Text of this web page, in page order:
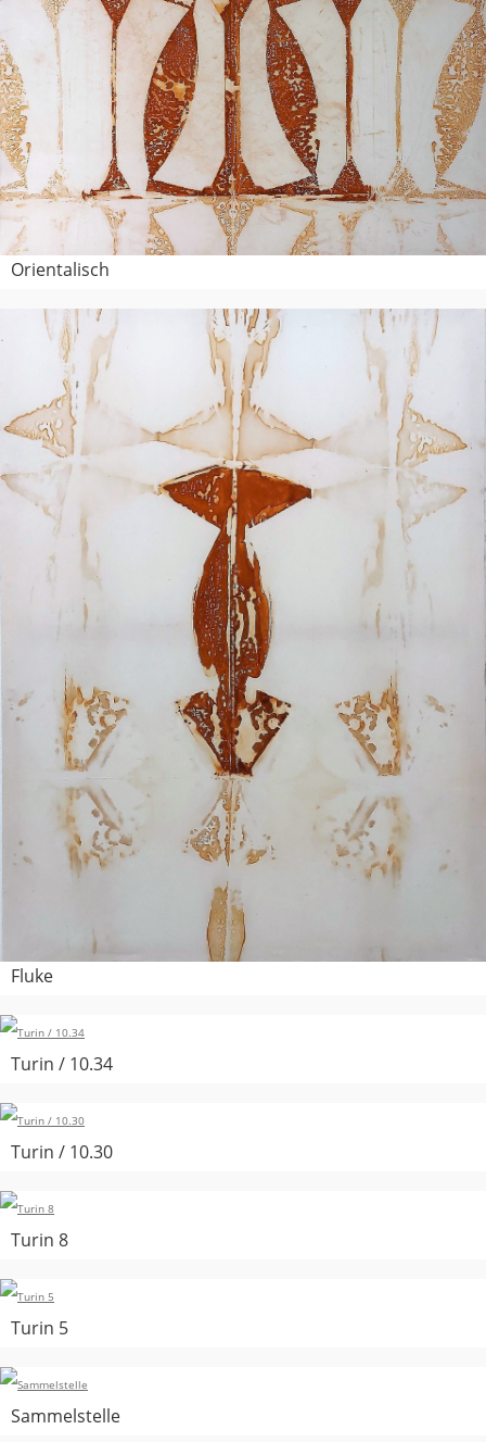
Orientalisch
Fluke
Turin / 10.34
Turin / 10.30
Turin 8
Turin 5
Sammelstelle